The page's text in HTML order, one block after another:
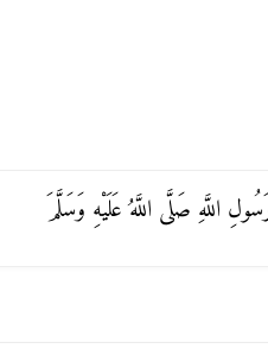
اللَّهِ صَلَّى اللَّهُ عَلَيْهِ وَسَلَّمَ